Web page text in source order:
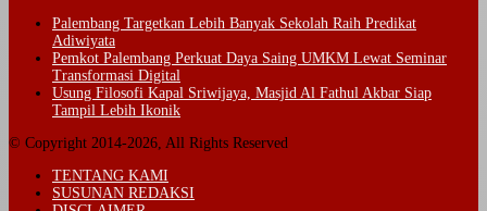
Palembang Targetkan Lebih Banyak Sekolah Raih Predikat
Adiwiyata
Pemkot Palembang Perkuat Daya Saing UMKM Lewat Seminar
Transformasi Digital
Usung Filosofi Kapal Sriwijaya, Masjid Al Fathul Akbar Siap
Tampil Lebih Ikonik
© Copyright 2014-2026, All Rights Reserved
TENTANG KAMI
SUSUNAN REDAKSI